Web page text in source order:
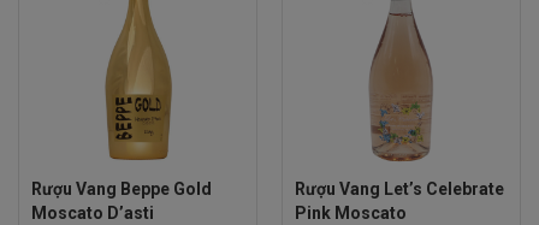
Rượu Vang Beppe Gold
Moscato D’asti
Rượu Vang Let’s Celebrate
Pink Moscato